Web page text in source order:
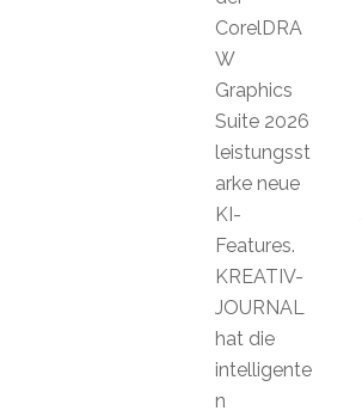
CorelDRA
W
Graphics
Suite 2026
leistungsst
arke neue
KI-
Features.
KREATIV-
JOURNAL
hat die
intelligente
n